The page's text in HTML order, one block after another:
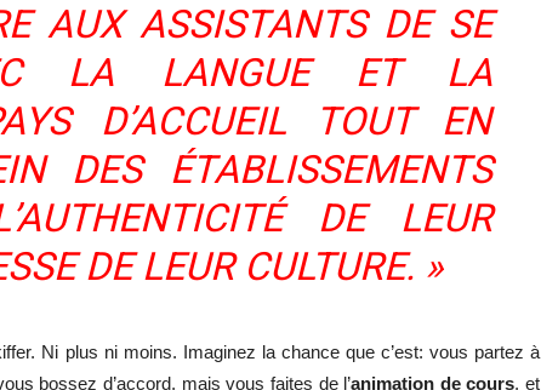
AUX ASSISTANTS DE SE
LA LANGUE ET LA
D’ACCUEIL TOUT EN
DES ÉTABLISSEMENTS
DE LEUR
DE LEUR CULTURE. »
Ni plus ni moins. Imaginez la chance que c’est: vous partez à
bossez d’accord, mais vous faites de l’animation de cours, et